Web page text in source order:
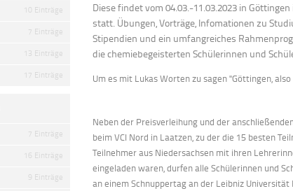
Diese findet vom 04.03.-11.03.2023 in
statt. Übungen, Vorträge, Infomationen zu
Stipendien und ein umfangreiches
die chemiebegeisterten Schülerinnen und
Um es mit Lukas Worten zu sagen "Göttingen,
Neben der Preisverleihung und der
beim VCI Nord in Laatzen, zu der die 15 besten
Teilnehmer aus Niedersachsen mit ihren
eingeladen waren, durfen alle Schülerinnen und
an einem Schnuppertag an der Leibniz Universität
10 Einträge
7 Einträge
13 Einträge
17 Einträge
7 Einträge
16 Einträge
9 Einträge